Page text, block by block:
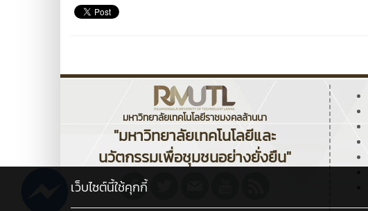
มหาวิทยาลัยเทคโนโลยีราชมงคลล้านนา
"มหาวิทยาลัยเทคโนโลยีและ
นวัตกรรมเพื่อชุมชนอย่างยั่งยืน"
เว็บไซต์นี้ใช้คุกกี้